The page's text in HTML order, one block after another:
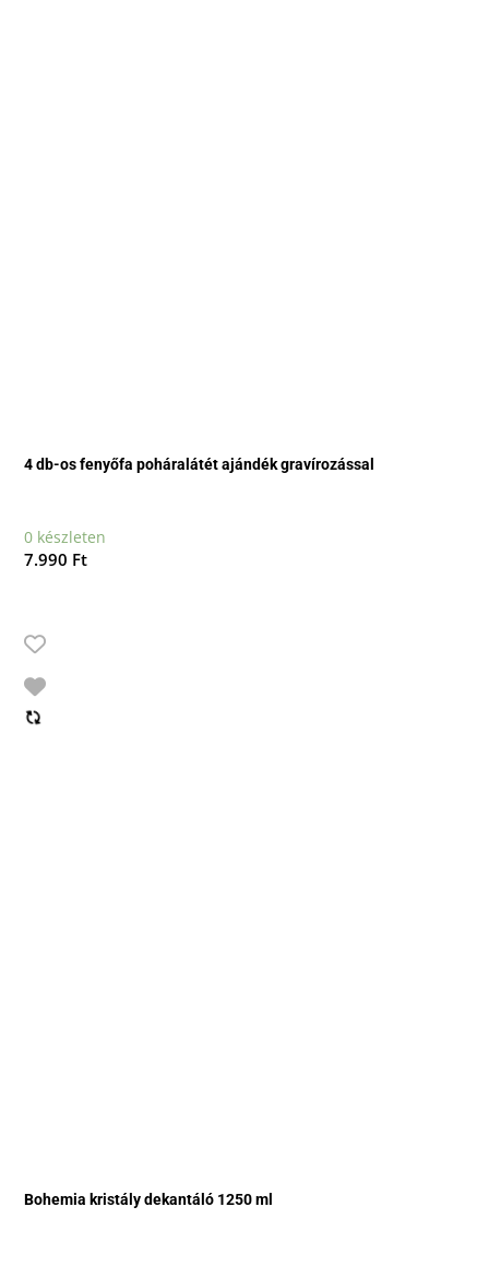
4 db-os fenyőfa poháralátét ajándék gravírozással
0 készleten
7.990 Ft
Bohemia kristály dekantáló 1250 ml